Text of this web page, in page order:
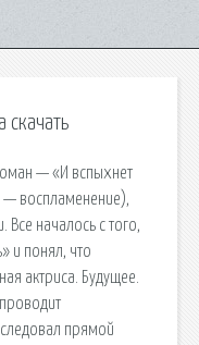
скачать
— «И вспыхнет
— воспламенение),
началось с того,
и понял, что
актриса. Будущее.
прямой